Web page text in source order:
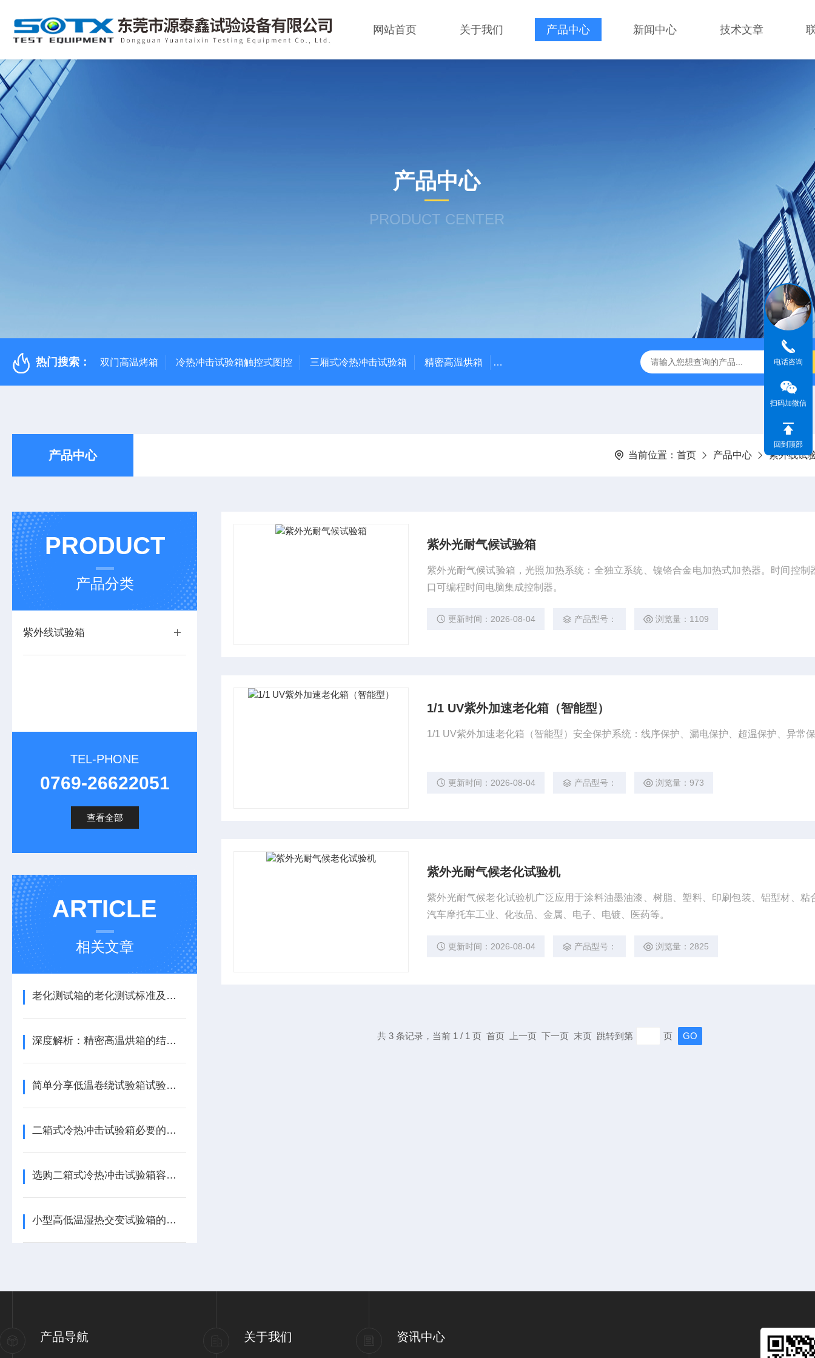
网站首页 关于我们 产品中心 新闻中心 技术文章
产品中心
PRODUCT CENTER
热门搜索： 双门高温烤箱 冷热冲击试验箱触控式图控 三厢式冷热冲击试验箱 精密高温烘箱 YTX-BIR步入式高温老化房 立式恒温恒湿试验箱 订制高温老化试
产品中心 当前位置： 首页 产品中心 紫外线试
PRODUCT
产品分类
紫外线试验箱
TEL-PHONE
0769-26622051
查看全部
ARTICLE
相关文章
老化测试箱的老化测试标准及使用原理
深度解析：精密高温烘箱的结构设计、材质选择与安全保护机制
简单分享低温卷绕试验箱试验过程
二箱式冷热冲击试验箱必要的安全措施有哪些？
选购二箱式冷热冲击试验箱容易吗，要怎么买？
小型高低温湿热交变试验箱的优势体现在哪些方面？
紫外光耐气候试验箱
紫外光耐气候试验箱，光照加热系统：全独立系统、镍铬合金电加热式加热器。时间控制
口可编程时间电脑集成控制器。
更新时间：2026-08-04 产品型号： 浏览量：1109
1/1 UV紫外加速老化箱（智能型）
1/1 UV紫外加速老化箱（智能型）安全保护系统：线序保护、漏电保护、超温保护、异常
更新时间：2026-08-04 产品型号： 浏览量：973
紫外光耐气候老化试验机
紫外光耐气候老化试验机广泛应用于涂料油墨油漆、树脂、塑料、印刷包装、铝型材、粘
汽车摩托车工业、化妆品、金属、电子、电镀、医药等。
更新时间：2026-08-04 产品型号： 浏览量：2825
共 3 条记录，当前 1 / 1 页 首页 上一页 下一页 末页 跳转到第 页
产品导航 关于我们 资讯中心
电话咨询
扫码加微信
回到顶部